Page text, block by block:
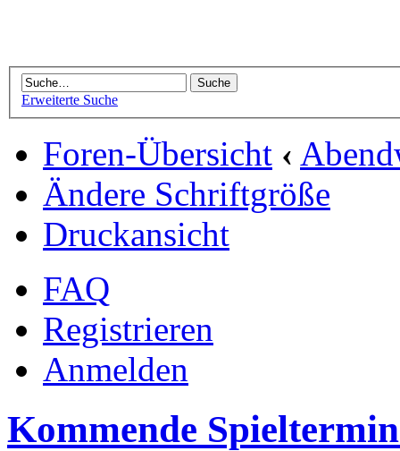
Erweiterte Suche
Foren-Übersicht ‹
Ändere Schriftgröße
Druckansicht
FAQ
Registrieren
Anmelden
Kommende